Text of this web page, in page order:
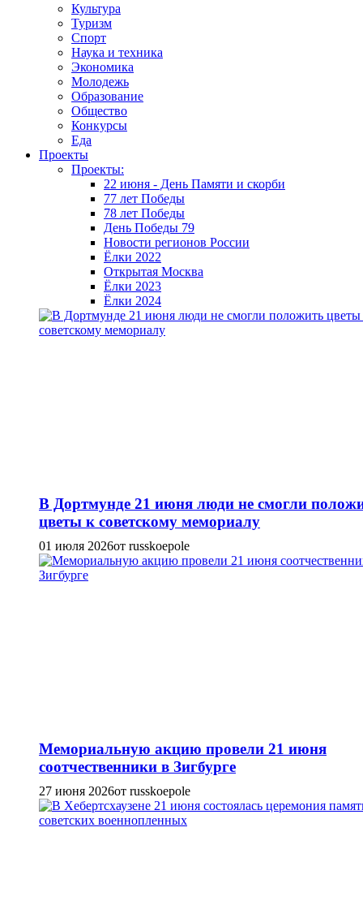
Культура
Туризм
Спорт
Наука и техника
Экономика
Молодежь
Образование
Общество
Конкурсы
Еда
Проекты
Проекты:
22 июня - День Памяти и скорби
77 лет Победы
78 лет Победы
День Победы 79
Новости регионов России
Ёлки 2022
Открытая Москва
Ёлки 2023
Ёлки 2024
В Дортмунде 21 июня люди не смогли
цветы к советскому мемориалу
01 июля 2026от russkoepole
Мемориальную акцию провели 21 июня
соотчественники в Зигбурге
27 июня 2026от russkoepole